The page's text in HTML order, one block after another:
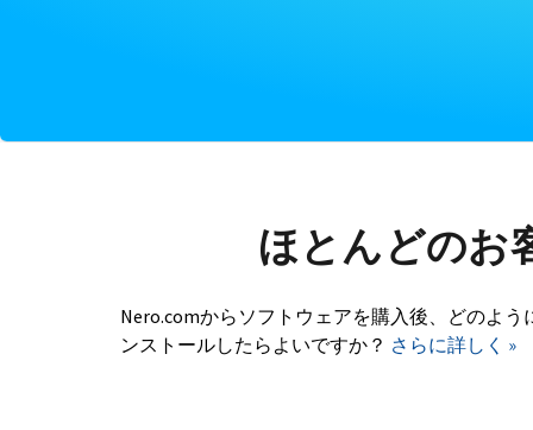
ほとんどのお
Nero.comからソフトウェアを購入後、どのよう
ンストールしたらよいですか？ さらに詳しく »